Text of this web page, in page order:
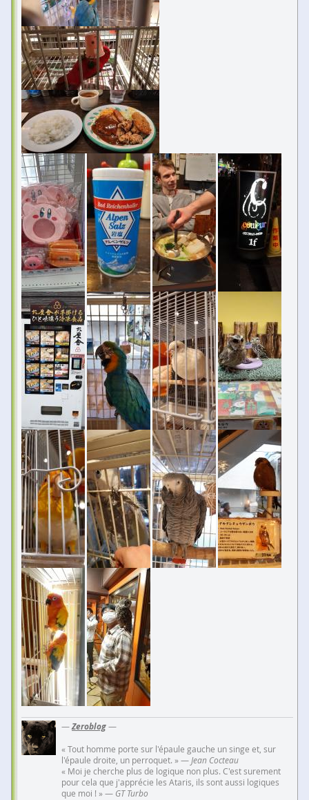
—Zeroblog—
« Tout homme porte sur l'épaule gauche un singe et, sur
l'épaule droite, un perroquet. » —Jean Cocteau
« Moi je cherche plus de logique non plus. C'est surement
pour cela que j'apprécie les Ataris, ils sont aussi logiques
que moi ! » — GT Turbo